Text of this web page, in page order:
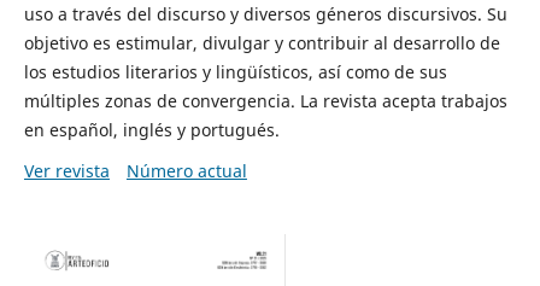
uso a través del discurso y diversos géneros discursivos. Su
objetivo es estimular, divulgar y contribuir al desarrollo de
los estudios literarios y lingüísticos, así como de sus
múltiples zonas de convergencia. La revista acepta trabajos
en español, inglés y portugués.
Ver revista
Número actual